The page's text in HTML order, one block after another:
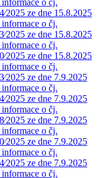
o čj.
ze dne 15.8.2025
o čj.
ze dne 15.8.2025
o čj.
ze dne 15.8.2025
o čj.
ze dne 7.9.2025
o čj.
ze dne 7.9.2025
o čj.
ze dne 7.9.2025
o čj.
ze dne 7.9.2025
o čj.
ze dne 7.9.2025
o čj.